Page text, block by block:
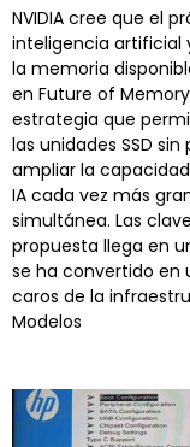
NVIDIA cree que el
inteligencia artificial
la memoria
en Future of
estrategia que
las unidades SSD
ampliar la
IA cada vez más
simultánea. Las
propuesta llega en
se ha convertido en
caros de la
Modelos